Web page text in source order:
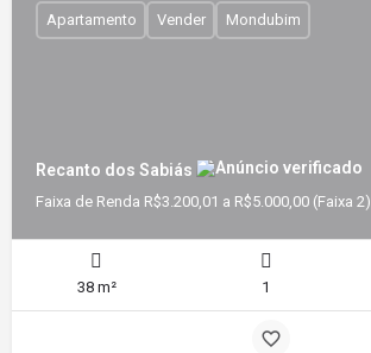
Recanto dos Sabiás
Faixa de Renda R$3.200,01 a R$5.000,00 (Faixa 2)
Apartamento Vender Mondubim
38 m² 1